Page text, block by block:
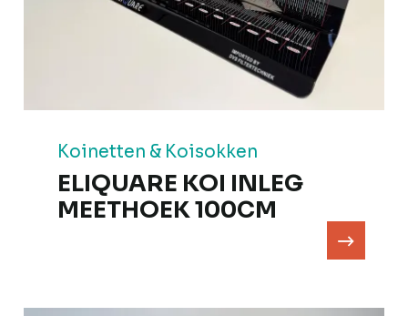
Koinetten & Koisokken
ELIQUARE KOI INLEG
MEETHOEK 100CM